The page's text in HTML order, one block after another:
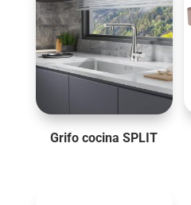
Grifo cocina SPLIT